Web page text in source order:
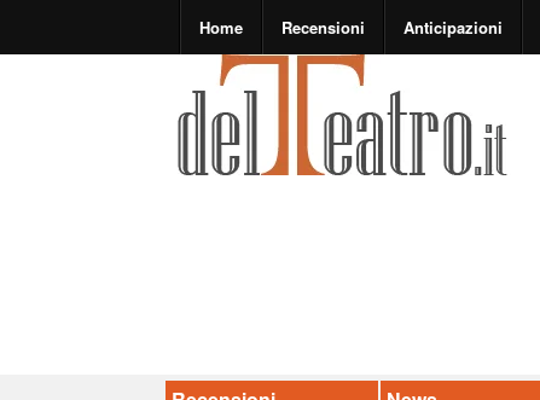
Home Recensioni Anticipazioni